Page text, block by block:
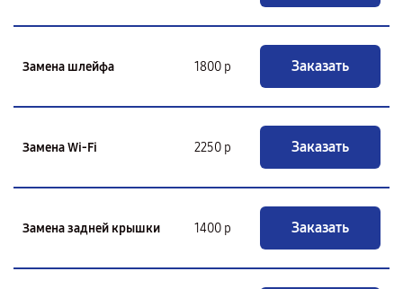
Замена шлейфа 1800 р Заказать
Замена Wi-Fi 2250 р Заказать
Замена задней крышки 1400 р Заказать